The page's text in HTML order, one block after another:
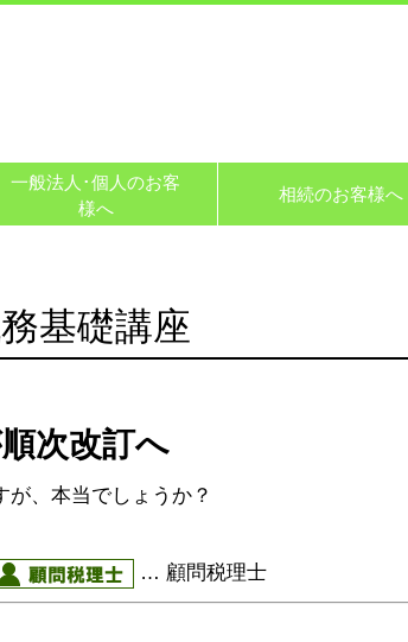
一般法人･個人のお客
様へ
相続のお客様へ
基礎講座
次改訂へ
、本当でしょうか？
… 顧問税理士